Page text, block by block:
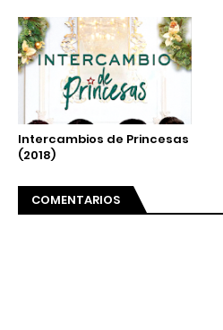
Intercambios de Princesas
(2018)
COMENTARIOS